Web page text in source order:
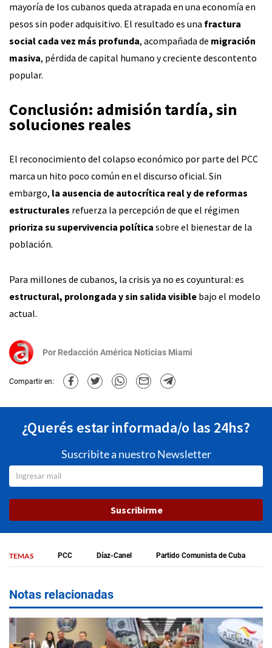
mayoría de los cubanos queda atrapada en una economía en
pesos sin poder adquisitivo. El resultado es una fractura
social cada vez más profunda, acompañada de migración
masiva, pérdida de capital humano y creciente descontento
popular.
Conclusión: admisión tardía, sin
soluciones reales
El reconocimiento del colapso económico por parte del PCC
marca un hito poco común en el discurso oficial. Sin
embargo, la ausencia de autocrítica real y de reformas
estructurales refuerza la percepción de que el régimen
prioriza su supervivencia política sobre el bienestar de la
población.
Para millones de cubanos, la crisis ya no es coyuntural: es
estructural, prolongada y sin salida visible bajo el modelo
actual.
Por Redacción América Noticias Miami
Compartir en:
¿Querés estar informada/o las 24hs?
Suscribite a nuestro Newsletter
Suscribirme
TEMAS PCC Díaz-Canel Partido Comunista de Cuba
Notas relacionadas